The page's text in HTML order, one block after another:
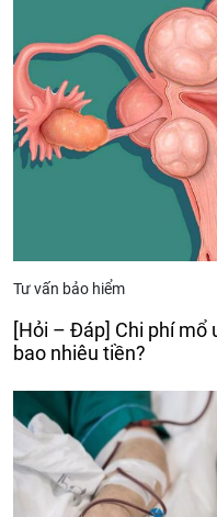
Tư vấn bảo hiểm
[Hỏi – Đáp] Chi phí mổ
bao nhiêu tiền?